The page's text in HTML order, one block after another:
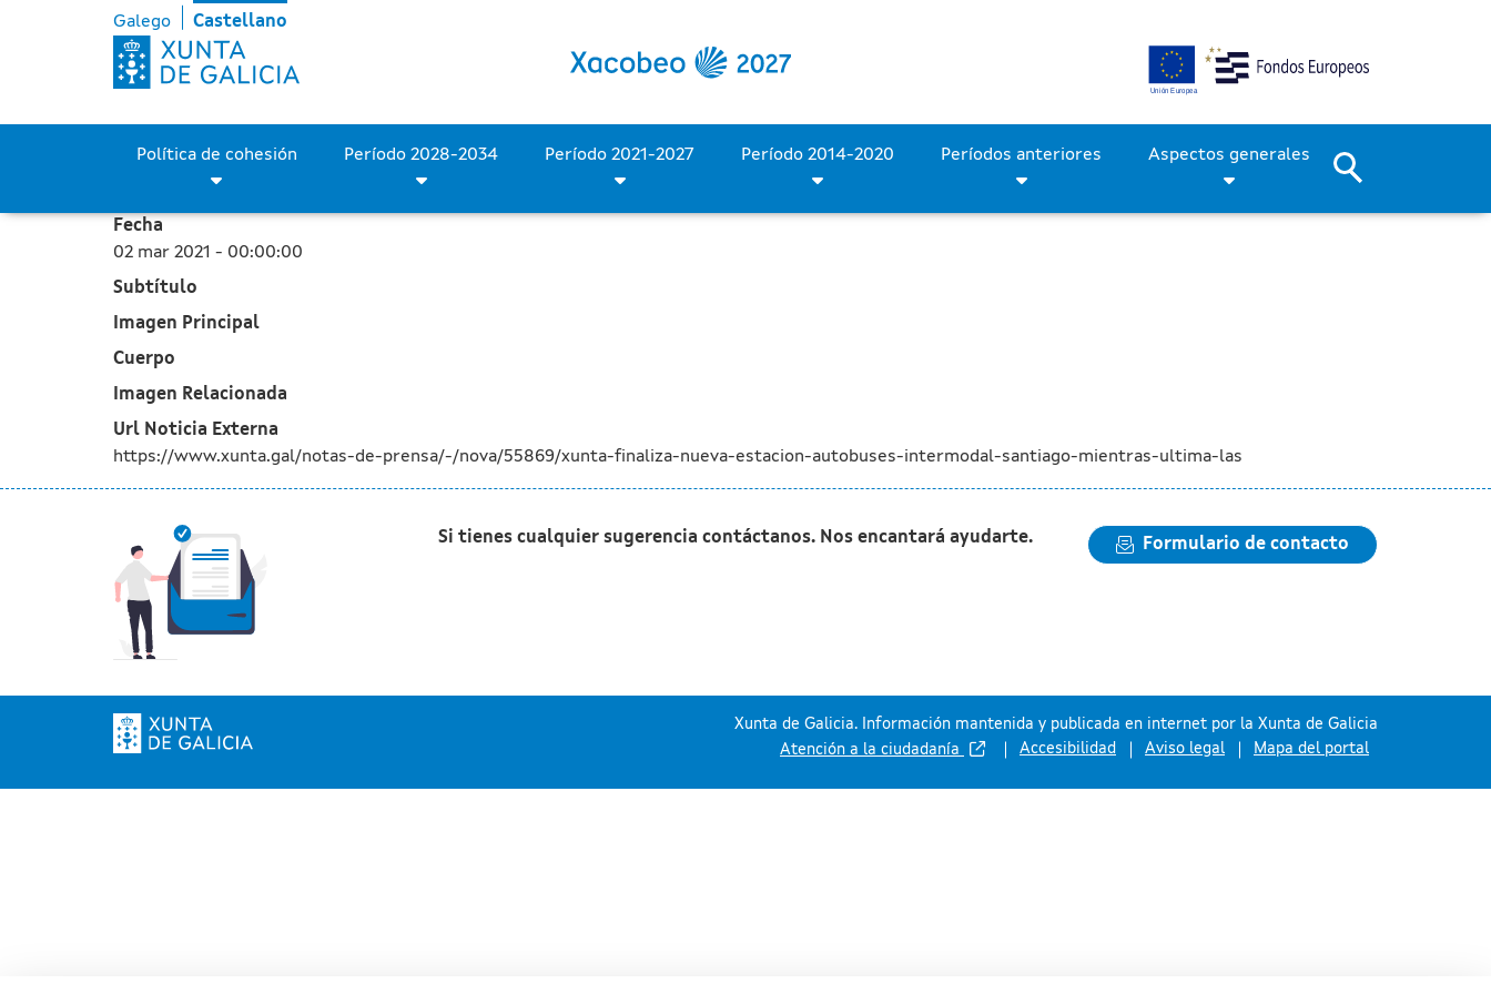
La Xunta finaliza la nueva estación de autobuses de la intermodal de
Saltar al contenido principal
Galego Castellano
Fecha
02 mar 2021 - 00:00:00
Subtítulo
Imagen Principal
Cuerpo
Imagen Relacionada
Url Noticia Externa
https://www.xunta.gal/notas-de-prensa/-/nova/55869/xunta-finaliza-nueva-estacion-autobuses-intermodal-santiago-mientras-ultima-las
Si tienes cualquier sugerencia contáctanos. Nos encantará ayudarte. Formulario de contacto
Xunta de Galicia. Información mantenida y publicada en internet por la Xunta de Galicia
Atención a la ciudadanía
Accesibilidad Aviso legal Mapa del portal